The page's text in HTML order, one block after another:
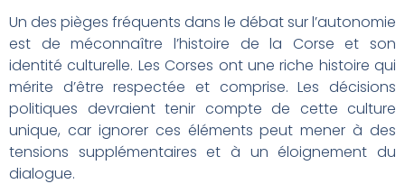
Un des pièges fréquents dans le débat sur l’autonomie
est de méconnaître l’histoire de la Corse et son
identité culturelle. Les Corses ont une riche histoire qui
mérite d’être respectée et comprise. Les décisions
politiques devraient tenir compte de cette culture
unique, car ignorer ces éléments peut mener à des
tensions supplémentaires et à un éloignement du
dialogue.